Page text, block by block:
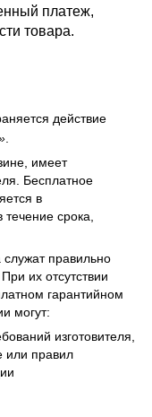
платеж,
товара.
действие
имеет
Бесплатное
в
срока,
правильно
их отсутствии
гарантийном
могут:
изготовителя,
или правил